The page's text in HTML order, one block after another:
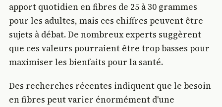
apport quotidien en fibres de 25 à 30 grammes
pour les adultes, mais ces chiffres peuvent être
sujets à débat. De nombreux experts suggèrent
que ces valeurs pourraient être trop basses pour
maximiser les bienfaits pour la santé.
Des recherches récentes indiquent que le besoin
en fibres peut varier énormément d'une